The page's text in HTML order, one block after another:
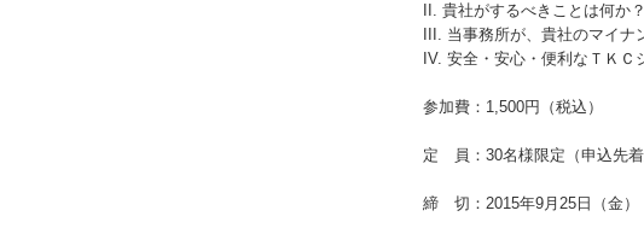
II. 貴社がするべきことは何か？
III. 当事務所が、貴社のマイナ
IV. 安全・安心・便利なＴＫＣ
参加費：1,500円（税込）
定 員：30名様限定（申込先着
締 切：2015年9月25日（金）